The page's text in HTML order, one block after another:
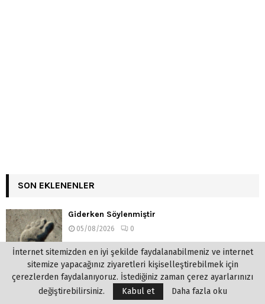
SON EKLENENLER
Giderken Söylenmiştir
05/08/2026 0
İnternet sitemizden en iyi şekilde faydalanabilmeniz ve internet
sitemize yapacağınız ziyaretleri kişiselleştirebilmek için
çerezlerden faydalanıyoruz. İstediğiniz zaman çerez ayarlarınızı
değiştirebilirsiniz.
Kabul et Daha fazla oku